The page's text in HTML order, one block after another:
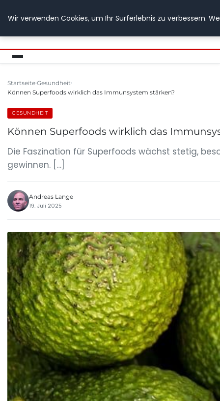
GETOESE IN MOESE
Startseite Gesundheit
Können Superfoods wirklich das Immunsystem stärken?
GESUNDHEIT
Können Superfoods wirklich das
Die Faszination für Superfoods wächst stetig,
gewinnen. […]
Andreas Lange
19. Juli 2025
Wir verwenden Cookies, um Ihr Surferlebnis zu verbessern.